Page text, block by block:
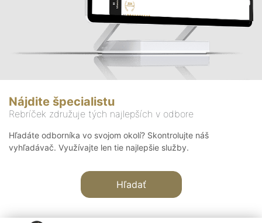
Nájdite špecialistu
Rebríček združuje tých najlepších v odbore
Hľadáte odborníka vo svojom okolí? Skontrolujte náš
vyhľadávač. Využívajte len tie najlepšie služby.
Hľadať